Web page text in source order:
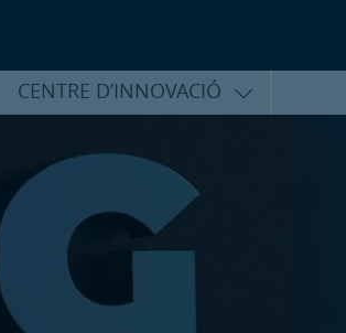
CENTRE D’INNOVACIÓ
CONFERÈNCIES I CONGRESSOS
FORMACIÓ
PUBLICACIONS CIENTÍFIQUES
LA VEU DE L’EXPERT